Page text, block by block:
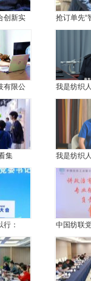
创新实
柯桥
有限公
抢订单先“
纺织借AI
有限公
互帮互
尔民族
我是纺织
以泽：国
新指挥棒
集
领河北产
我是纺织
悦家纺轮
理王玉平
见证跨界
护生命健
：
产业现
中国纺联
孙瑞哲：
创新、稳
五五”锦绣